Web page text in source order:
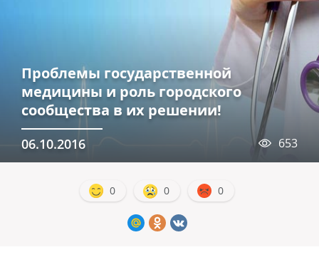
Проблемы государственной
медицины и роль городского
сообщества в их решении!
06.10.2016 653
0 0 0